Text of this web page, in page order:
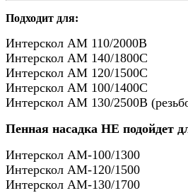
Подходит для:
Интерскол АМ 110/2000В
Интерскол АМ 140/1800С
Интерскол АМ 120/1500С
Интерскол АМ 100/1400С
Интерскол АМ 130/2500В
Пенная насадка НЕ подойдет
Интерскол АМ-100/1300
Интерскол АМ-120/1500
Интерскол АМ-130/1700